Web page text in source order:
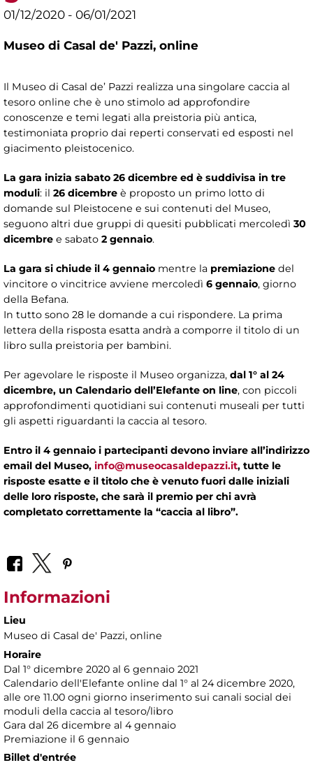
01/12/2020 - 06/01/2021
Museo di Casal de' Pazzi, online
Il Museo di Casal de’ Pazzi realizza una singolare caccia al
tesoro online che è uno stimolo ad approfondire
conoscenze e temi legati alla preistoria più antica,
testimoniata proprio dai reperti conservati ed esposti nel
giacimento pleistocenico.
La gara inizia sabato 26 dicembre ed è suddivisa in tre
moduli: il 26 dicembre è proposto un primo lotto di
domande sul Pleistocene e sui contenuti del Museo,
seguono altri due gruppi di quesiti pubblicati mercoledì 30
dicembre e sabato 2 gennaio.
La gara si chiude il 4 gennaio mentre la premiazione del
vincitore o vincitrice avviene mercoledì 6 gennaio, giorno
della Befana.
In tutto sono 28 le domande a cui rispondere. La prima
lettera della risposta esatta andrà a comporre il titolo di un
libro sulla preistoria per bambini.
Per agevolare le risposte il Museo organizza, dal 1° al 24
dicembre, un Calendario dell’Elefante on line, con piccoli
approfondimenti quotidiani sui contenuti museali per tutti
gli aspetti riguardanti la caccia al tesoro.
Entro il 4 gennaio i partecipanti devono inviare all’indirizzo
email del Museo, info@museocasaldepazzi.it, tutte le
risposte esatte e il titolo che è venuto fuori dalle iniziali
delle loro risposte, che sarà il premio per chi avrà
completato correttamente la “caccia al libro”.
Informazioni
Lieu
Museo di Casal de' Pazzi, online
Horaire
Dal 1° dicembre 2020 al 6 gennaio 2021
Calendario dell'Elefante online dal 1° al 24 dicembre 2020,
alle ore 11.00 ogni giorno inserimento sui canali social dei
moduli della caccia al tesoro/libro
Gara dal 26 dicembre al 4 gennaio
Premiazione il 6 gennaio
Billet d'entrée